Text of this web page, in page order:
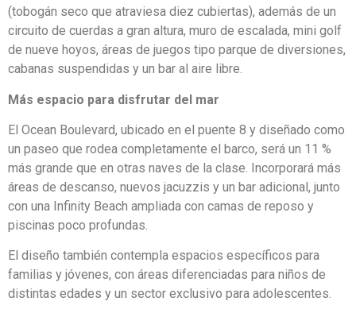
(tobogán seco que atraviesa diez cubiertas), además de un
circuito de cuerdas a gran altura, muro de escalada, mini golf
de nueve hoyos, áreas de juegos tipo parque de diversiones,
cabanas suspendidas y un bar al aire libre.
Más espacio para disfrutar del mar
El Ocean Boulevard, ubicado en el puente 8 y diseñado como
un paseo que rodea completamente el barco, será un 11 %
más grande que en otras naves de la clase. Incorporará más
áreas de descanso, nuevos jacuzzis y un bar adicional, junto
con una Infinity Beach ampliada con camas de reposo y
piscinas poco profundas.
El diseño también contempla espacios específicos para
familias y jóvenes, con áreas diferenciadas para niños de
distintas edades y un sector exclusivo para adolescentes.